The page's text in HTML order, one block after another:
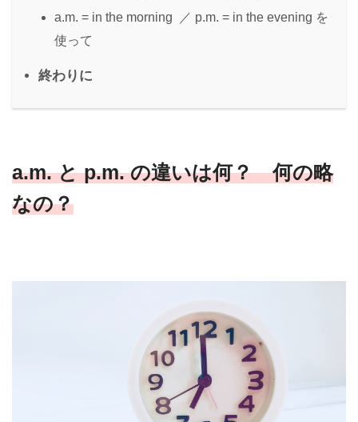
a.m. = in the morning ／ p.m. = in the evening を
使って
終わりに
a.m. と p.m. の違いは何？ 何の略
なの？